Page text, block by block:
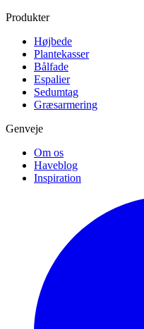
Produkter
Højbede
Plantekasser
Bålfade
Espalier
Sedumtag
Græsarmering
Genveje
Om os
Haveblog
Inspiration